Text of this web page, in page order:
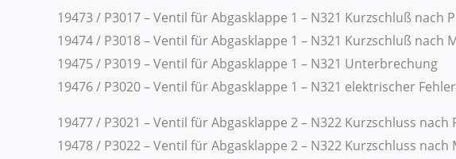
19473 / P3017 – Ventil für Abgasklappe 1 – N321 Kurzschluß nach
19474 / P3018 – Ventil für Abgasklappe 1 – N321 Kurzschluß nach
19475 / P3019 – Ventil für Abgasklappe 1 – N321 Unterbrechung
19476 / P3020 – Ventil für Abgasklappe 1 – N321 elektrischer
19477 / P3021 – Ventil für Abgasklappe 2 – N322 Kurzschluss nach
19478 / P3022 – Ventil für Abgasklappe 2 – N322 Kurzschluss nach